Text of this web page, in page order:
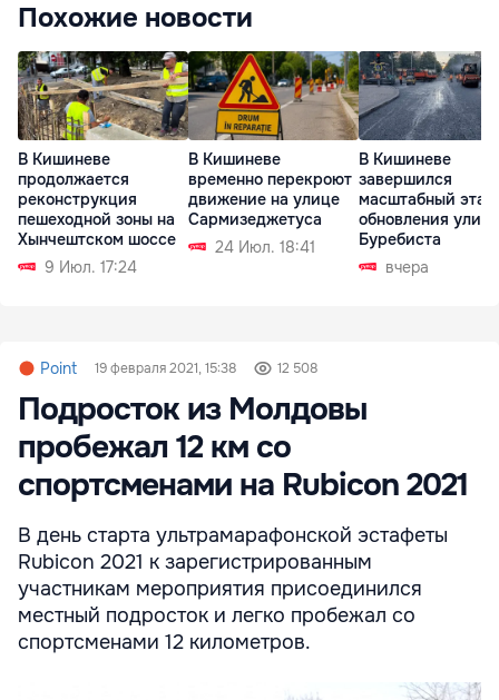
Похожие новости
В Кишиневе
продолжается
реконструкция
пешеходной зоны на
Хынчештском шоссе
9 Июл. 17:24
В Кишиневе
временно перекроют
движение на улице
Сармизеджетуса
24 Июл. 18:41
В Кишиневе
завершился
масштабный этап
обновления
Буребиста
вчера
Point 19 февраля 2021, 15:38 12 508
Подросток из Молдовы
пробежал 12 км со
спортсменами на Rubicon 2021
В день старта ультрамарафонской эстафеты
Rubicon 2021 к зарегистрированным
участникам мероприятия присоединился
местный подросток и легко пробежал со
спортсменами 12 километров.